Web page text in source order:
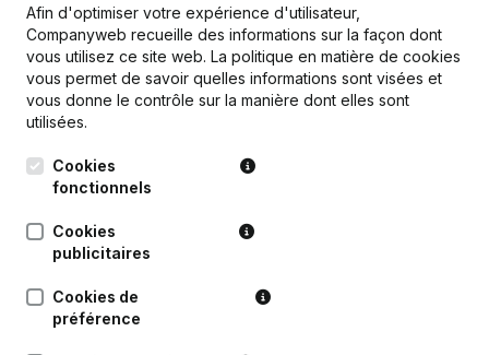
Publications de Unic Jago
Statuts (Traduction, Coordination,
Demissions - Nominations -
16-01-2019 Siège Social
Afin d'optimiser votre expérience d'utilisateur,
Companyweb recueille des informations sur la façon dont
vous utilisez ce site web. La politique en matière de cookies
vous permet de savoir quelles informations sont visées et
vous donne le contrôle sur la manière dont elles sont
utilisées.
Cookies
fonctionnels
Cookies
publicitaires
Cookies de
préférence